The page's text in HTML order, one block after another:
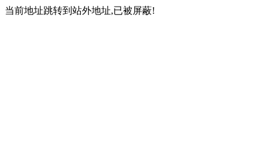
当前地址跳转到站外地址,已被屏蔽!